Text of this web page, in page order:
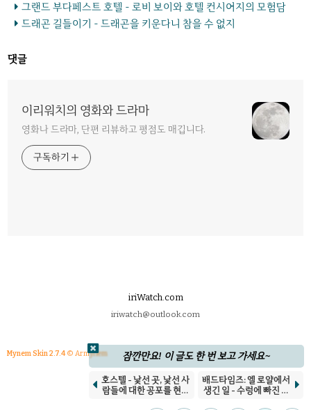
그랜드 부다페스트 호텔 - 로비 보이와 호텔 컨시어지의 모험담
드래곤 길들이기 - 드래곤을 키운다니 참을 수 없지
댓글
이리워치의 영화와 드라마
영화나 드라마, 단편 리뷰하고 평점도 매깁니다.
구독하기
iriWatch.com
iriwatch@outlook.com
Mynem Skin 2.7.4© Armynem 잠깐만요! 이 글도 한 번 보고 가세요~
 호스텔 - 낯선 곳, 낯선 사
람들에 대한 공포를 현실
배드타임즈: 엘 로얄에서
생긴 일 - 수렁에 빠진 악
